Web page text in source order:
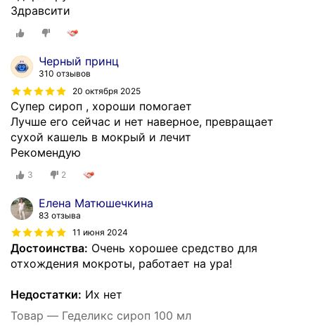
Здравсити
Черный принц
310 отзывов
20 октября 2025
Супер сироп , хороши помогает
Лучше его сейчас и нет наверное, превращает
сухой кашель в мокрый и лечит
Рекомендую
3 2
Елена Матюшечкина
83 отзыва
11 июня 2024
Достоинства: Очень хорошее средство для
отхождения мокроты, работает на ура!
Недостатки: Их нет
Товар — Геделикс сироп 100 мл